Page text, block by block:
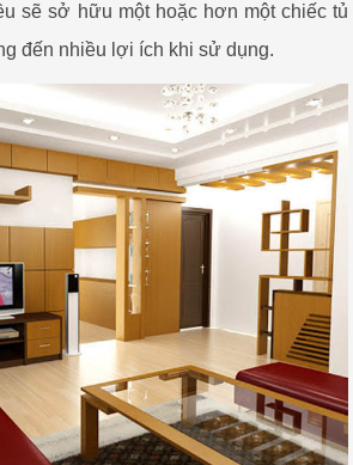
sẽ sở hữu một hoặc hơn một chiếc tủ
đến nhiều lợi ích khi sử dụng.